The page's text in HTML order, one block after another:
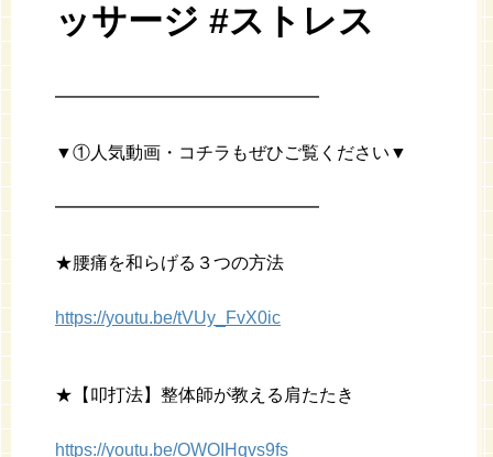
ッサージ #ストレス
━━━━━━━━━━━━━━━
▼①人気動画・コチラもぜひご覧ください▼
━━━━━━━━━━━━━━━
★腰痛を和らげる３つの方法
https://youtu.be/tVUy_FvX0ic
★【叩打法】整体師が教える肩たたき
https://youtu.be/OWOIHqvs9fs